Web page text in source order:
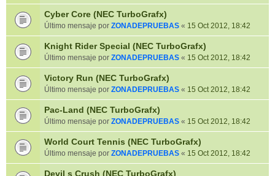
Cyber Core (NEC TurboGrafx)
Último mensaje por ZONADEPRUEBAS « 15 Oct 2012, 18:42
Knight Rider Special (NEC TurboGrafx)
Último mensaje por ZONADEPRUEBAS « 15 Oct 2012, 18:42
Victory Run (NEC TurboGrafx)
Último mensaje por ZONADEPRUEBAS « 15 Oct 2012, 18:42
Pac-Land (NEC TurboGrafx)
Último mensaje por ZONADEPRUEBAS « 15 Oct 2012, 18:42
World Court Tennis (NEC TurboGrafx)
Último mensaje por ZONADEPRUEBAS « 15 Oct 2012, 18:42
Devil s Crush (NEC TurboGrafx)